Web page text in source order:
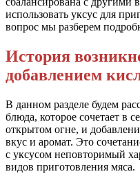
использовать уксус для
вопрос мы разберем
История
добавлением
В данном разделе будем
блюда, которое сочетает в
открытом огне, и
вкус и аромат. Это
с уксусом неповторимый
видов приготовления мяса.